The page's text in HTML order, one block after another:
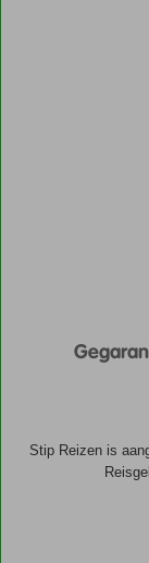
Stip Reizen is